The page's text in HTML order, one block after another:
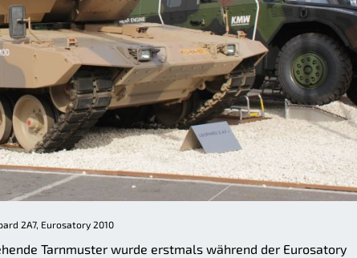
2A7, Eurosatory 2010
Tarnmuster wurde erstmals während der Eurosatory